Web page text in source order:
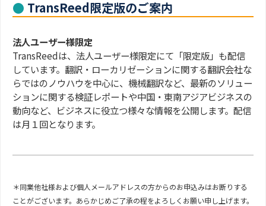
TransReed限定版のご案内
法人ユーザー様限定
TransReedは、法人ユーザー様限定にて「限定版」も配信
しています。翻訳・ローカリゼーションに関する翻訳会社な
らではのノウハウを中心に、機械翻訳など、最新のソリュー
ションに関する検証レポートや中国・東南アジアビジネスの
動向など、ビジネスに役立つ様々な情報を公開します。配信
は月１回となります。
＊同業他社様および個人メールアドレスの方からのお申込みはお断りする
ことがございます。あらかじめご了承の程をよろしくお願い申し上げます。